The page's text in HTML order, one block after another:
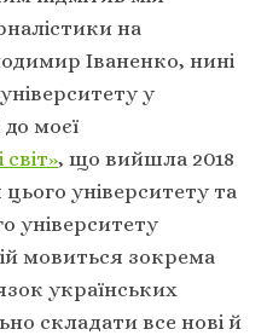
на
Іваненко, нині
у
моєї
, що вийшла 2018
університету та
університету
мовиться зокрема
українських
складати все нові й